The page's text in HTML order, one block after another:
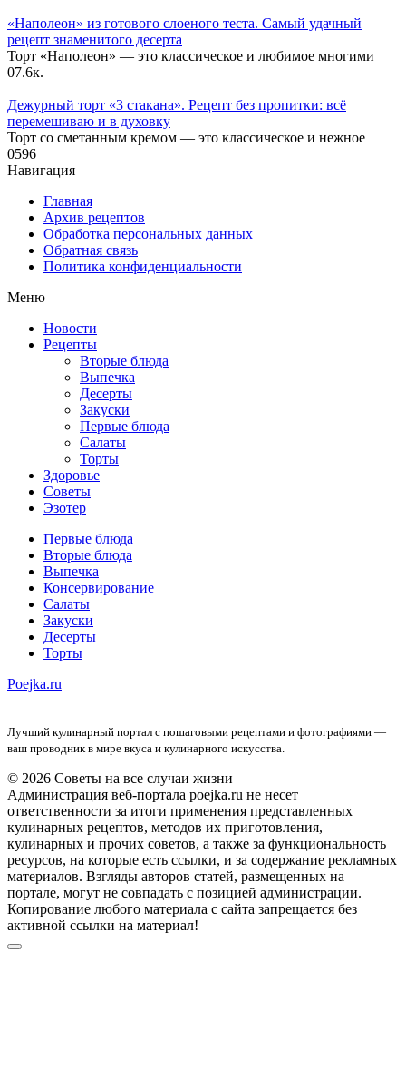
«Наполеон» из готового слоеного теста. Самый удачный
рецепт знаменитого десерта
Торт «Наполеон» — это классическое и любимое многими
07.6к.
Дежурный торт «3 стакана». Рецепт без пропитки: всё
перемешиваю и в духовку
Торт со сметанным кремом — это классическое и нежное
0596
Навигация
Главная
Архив рецептов
Обработка персональных данных
Обратная связь
Политика конфиденциальности
Меню
Новости
Рецепты
Вторые блюда
Выпечка
Десерты
Закуски
Первые блюда
Салаты
Торты
Здоровье
Советы
Эзотер
Первые блюда
Вторые блюда
Выпечка
Консервирование
Салаты
Закуски
Десерты
Торты
Poejka.ru
Лучший кулинарный портал с пошаговыми рецептами и фотографиями —
ваш проводник в мире вкуса и кулинарного искусства.
© 2026 Советы на все случаи жизни
Администрация веб-портала poejka.ru не несет
ответственности за итоги применения представленных
кулинарных рецептов, методов их приготовления,
кулинарных и прочих советов, а также за функциональность
ресурсов, на которые есть ссылки, и за содержание рекламных
материалов. Взгляды авторов статей, размещенных на
портале, могут не совпадать с позицией администрации.
Копирование любого материала с сайта запрещается без
активной ссылки на материал!